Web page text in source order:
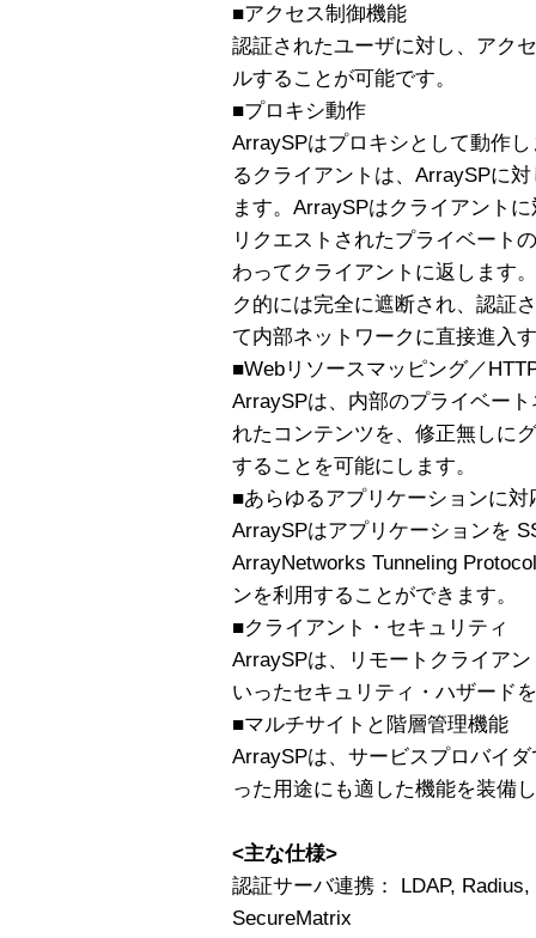
■アクセス制御機能
認証されたユーザに対し、アク
ルすることが可能です。
■プロキシ動作
ArraySPはプロキシとして動作
るクライアントは、ArraySPに
ます。ArraySPはクライアント
リクエストされたプライベート
わってクライアントに返します
ク的には完全に遮断され、認証
て内部ネットワークに直接進入
■Webリソースマッピング／
ArraySPは、内部のプライベー
れたコンテンツを、修正無しに
することを可能にします。
■あらゆるアプリケーションに対
ArraySPはアプリケーションを
ArrayNetworks Tunneling
ンを利用することができます。
■クライアント・セキュリティ
ArraySPは、リモートクライア
いったセキュリティ・ハザード
■マルチサイトと階層管理機能
ArraySPは、サービスプロバイ
った用途にも適した機能を装備
<主な仕様>
認証サーバ連携： LDAP,
SecureMatrix